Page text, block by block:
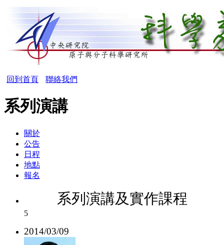
回到首頁 聯絡我們
系列演講
關於
公告
日程
地點
報名
系列演講及實作課程
5
2014/03/09